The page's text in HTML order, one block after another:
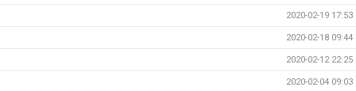
2020-02-19 17:53
2020-02-18 09:44
2020-02-12 22:25
2020-02-04 09:03